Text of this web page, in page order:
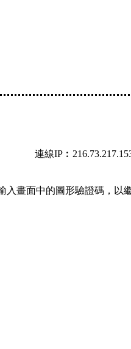
連線
入畫面中的圖形驗證碼，以